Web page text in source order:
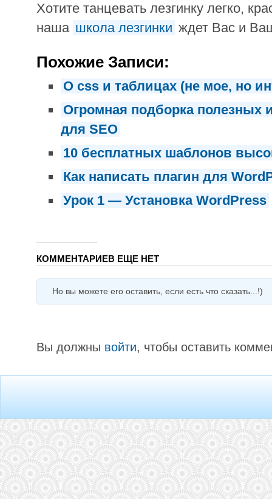
Хотите танцевать лезгинку легко,
наша школа лезгинки ждет Вас и
Похожие Записи:
О css и таблицах (не мое, но
Огромная подборка полезных
для SEO
10 бесплатных шаблонов
Как написать плагин для
Урок 1 — Установка WordPress
КОММЕНТАРИЕВ ЕЩЕ НЕТ
Но вы можете его оставить, если есть что сказать...!)
Вы должны войти, чтобы оставить